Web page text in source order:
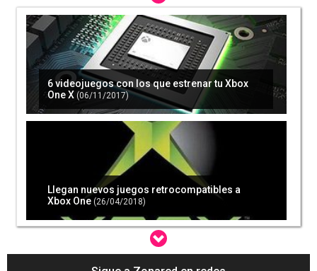
6 videojuegos con los que estrenar tu Xbox
One X (06/11/2017)
Llegan nuevos juegos retrocompatibles a
Xbox One (26/04/2018)